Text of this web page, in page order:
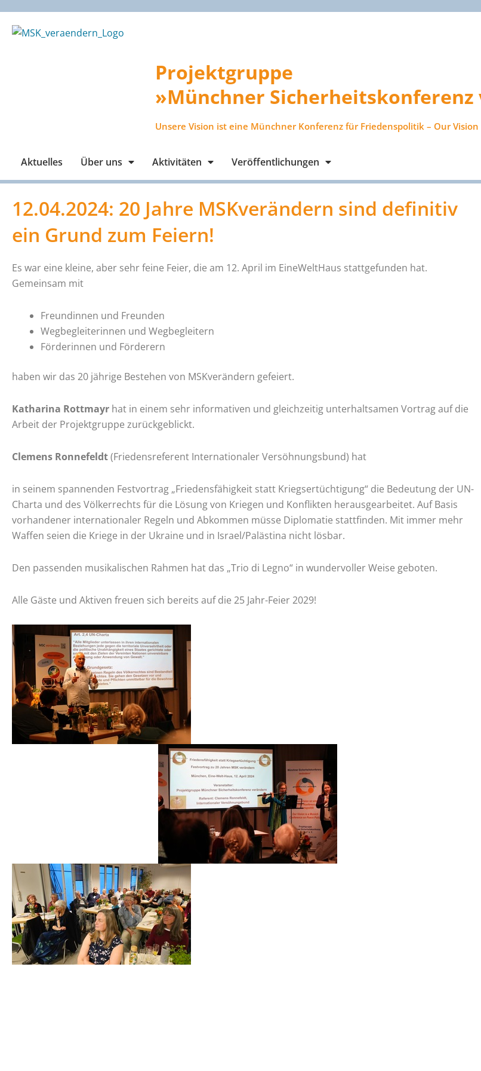
Inhalt
springen
Projektgruppe
»Münchner Sicherheitskonferenz
Unsere Vision ist eine Münchner Konferenz für Friedenspolitik – Our
Aktuelles Über uns Aktivitäten Veröffentlichungen
12.04.2024: 20 Jahre MSKverändern sind definitiv
ein Grund zum Feiern!
Es war eine kleine, aber sehr feine Feier, die am 12. April im EineWeltHaus stattgefunden hat.
Gemeinsam mit
Freundinnen und Freunden
Wegbegleiterinnen und Wegbegleitern
Förderinnen und Förderern
haben wir das 20 jährige Bestehen von MSKverändern gefeiert.
Katharina Rottmayr hat in einem sehr informativen und gleichzeitig unterhaltsamen Vortrag auf die
Arbeit der Projektgruppe zurückgeblickt.
Clemens Ronnefeldt(Friedensreferent Internationaler Versöhnungsbund) hat
in seinem spannenden Festvortrag „Friedensfähigkeit statt Kriegsertüchtigung“ die Bedeutung der UN-
Charta und des Völkerrechts für die Lösung von Kriegen und Konflikten herausgearbeitet. Auf Basis
vorhandener internationaler Regeln und Abkommen müsse Diplomatie stattfinden. Mit immer mehr
Waffen seien die Kriege in der Ukraine und in Israel/Palästina nicht lösbar.
Den passenden musikalischen Rahmen hat das „Trio di Legno“ in wundervoller Weise geboten.
Alle Gäste und Aktiven freuen sich bereits auf die 25 Jahr-Feier 2029!